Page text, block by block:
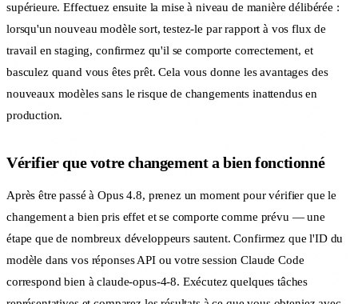
supérieure. Effectuez ensuite la mise à niveau de manière délibérée :
lorsqu'un nouveau modèle sort, testez-le par rapport à vos flux de
travail en staging, confirmez qu'il se comporte correctement, et
basculez quand vous êtes prêt. Cela vous donne les avantages des
nouveaux modèles sans le risque de changements inattendus en
production.
Vérifier que votre changement a bien fonctionné
Après être passé à Opus 4.8, prenez un moment pour vérifier que le
changement a bien pris effet et se comporte comme prévu — une
étape que de nombreux développeurs sautent. Confirmez que l'ID du
modèle dans vos réponses API ou votre session Claude Code
correspond bien à claude-opus-4-8. Exécutez quelques tâches